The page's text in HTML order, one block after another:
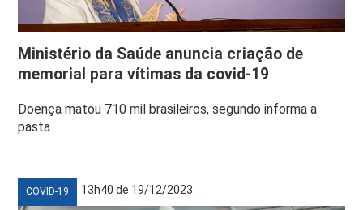
Ministério da Saúde anuncia criação de
memorial para vítimas da covid-19
Doença matou 710 mil brasileiros, segundo informa a
pasta
COVID-19 13h40 de 19/12/2023